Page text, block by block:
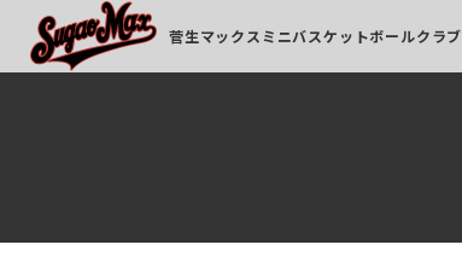
菅生マックスミニバスケットボールクラブ